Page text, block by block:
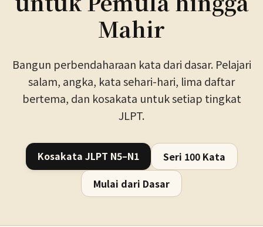
Mahir
Bangun perbendaharaan kata dari dasar. Pelajari
salam, angka, kata sehari-hari, lima daftar
bertema, dan kosakata untuk setiap tingkat
JLPT.
Kosakata JLPT N5–N1
Seri 100 Kata
Mulai dari Dasar